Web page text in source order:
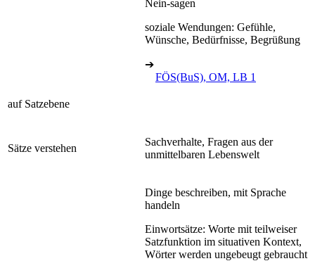
Nein-sagen
soziale Wendungen: Gefühle,
Wünsche, Bedürfnisse, Begrüßung
➔
FÖS(BuS), OM, LB 1
auf Satzebene
Sätze verstehen
Sachverhalte, Fragen aus der
unmittelbaren Lebenswelt
Dinge beschreiben, mit Sprache
handeln
Einwortsätze: Worte mit teilweiser
Satzfunktion im situativen Kontext,
Wörter werden ungebeugt gebraucht